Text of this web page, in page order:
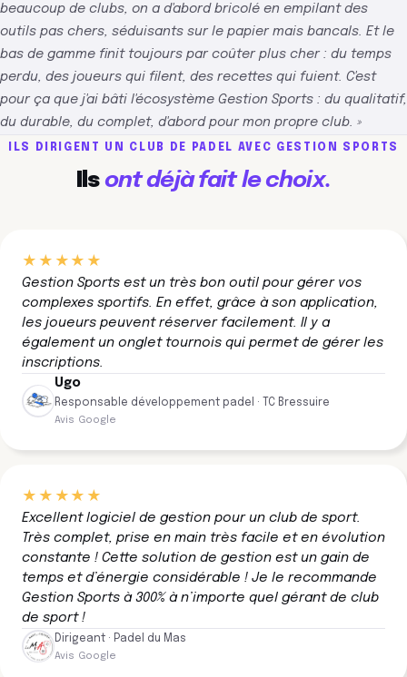
beaucoup de clubs, on a d'abord bricolé en empilant des
outils pas chers, séduisants sur le papier mais bancals. Et le
bas de gamme finit toujours par coûter plus cher : du temps
perdu, des joueurs qui filent, des recettes qui fuient. C'est
pour ça que j'ai bâti l'écosystème Gestion Sports : du qualitatif,
du durable, du complet, d'abord pour mon propre club. »
ILS DIRIGENT UN CLUB DE PADEL AVEC GESTION SPORTS
Ils ont déjà fait le choix.
★★★★★
Gestion Sports est un très bon outil pour gérer vos
complexes sportifs. En effet, grâce à son application,
les joueurs peuvent réserver facilement. Il y a
également un onglet tournois qui permet de gérer les
inscriptions.
Ugo
Responsable développement padel · TC Bressuire
Avis Google
★★★★★
Excellent logiciel de gestion pour un club de sport.
Très complet, prise en main très facile et en évolution
constante ! Cette solution de gestion est un gain de
temps et d’énergie considérable ! Je le recommande
Gestion Sports à 300% à n’importe quel gérant de club
de sport !
Dirigeant · Padel du Mas
Avis Google